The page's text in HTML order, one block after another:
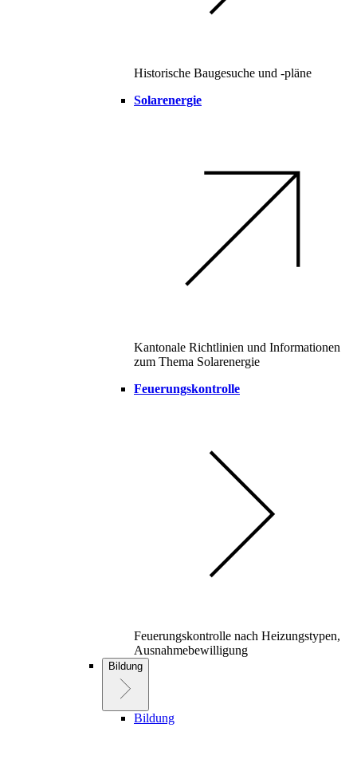
Historische Baugesuche und -pläne
Solarenergie
Kantonale Richtlinien und Informationen
zum Thema Solarenergie
Feuerungskontrolle
Feuerungskontrolle nach Heizungstypen,
Ausnahmebewilligung
Bildung
Bildung